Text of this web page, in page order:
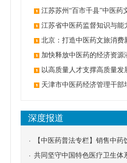
江苏苏州“百市千县”中医药
办 江苏省中医药监督知识与能
北京：打造中医药文旅消费
加快释放中医药的经济资源
以高质量人才支撑高质量发
天津市中医药经济管理干部
深度报道
【中医药普法专栏】销售中药
应告知煎服方法及注意事项
共同坚守中国特色医疗卫生体